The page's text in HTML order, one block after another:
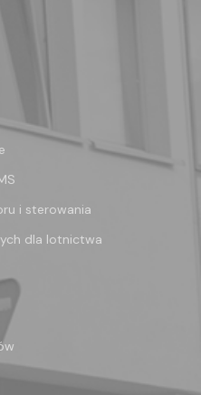
i sterowania
dla lotnictwa